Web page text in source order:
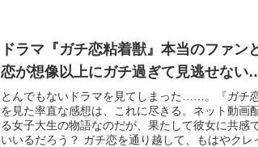
ドラマ『ガチ恋粘着獣』本当のファン
恋が想像以上にガチ過ぎて見逃せない
とんでもないドラマを見てしまった……。『ガチ
を見た率直な感想は、これに尽きる。ネット動画
る女子大生の物語なのだが、果たして彼女に共感
いいるだろう？ ガチ恋を通り越して、もはやクレ